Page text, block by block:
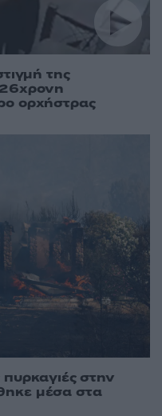
της
26χρονη
ορχήστρας
στην
μέσα στα